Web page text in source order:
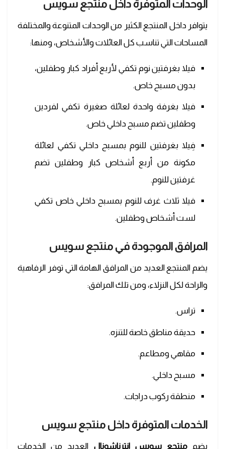
الوحدات المتوفرة داخل منتجع سويس
يتوافر داخل المنتجع الكثير من الوحدات المتنوعة والمختلفة
المساحات التي تناسب كل العائلات والأشخاص، ومنها:
فيلا بغرفتين نوم تكفي لأربع أفراد كبار وطفلين،
بدون مسبح خاص.
فيلا بغرفة واحدة لعائلة صغيرة تكفي لفردين
وطفلين تضم مسبح داخلي خاص.
فِيلا بغرفتين للنوم بمسبح داخلي تكفي لعائلة
مكونة من أربع أشخاص كبار وطفلين تضم
غرفتين للنوم.
فيلا ثلاث غرف للنوم بمسبح داخلي خاص تكفي
لست أشخاص وطفلين.
المرافق الموجودة في منتجع سويس
يضم المنتجع العديد من المرافق الهامة التي توفر الرفاهية
والراحة لكل النزلاء، ومن تلك المرافق:
تراس.
حديقة مناطق خاصة للتنزه.
مقاهي ومطاعم.
مسبح داخلي.
منطقة ركوب دراجات.
الخدمات المتوفرة داخل منتجع سويس
يضممنتجع سويس انترناشونال العديد من الخدمات